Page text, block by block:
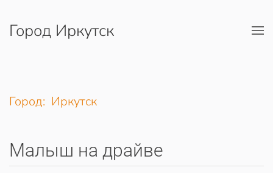
Перейти к содержимому
Город Иркутск
Город: Иркутск
Малыш на драйве